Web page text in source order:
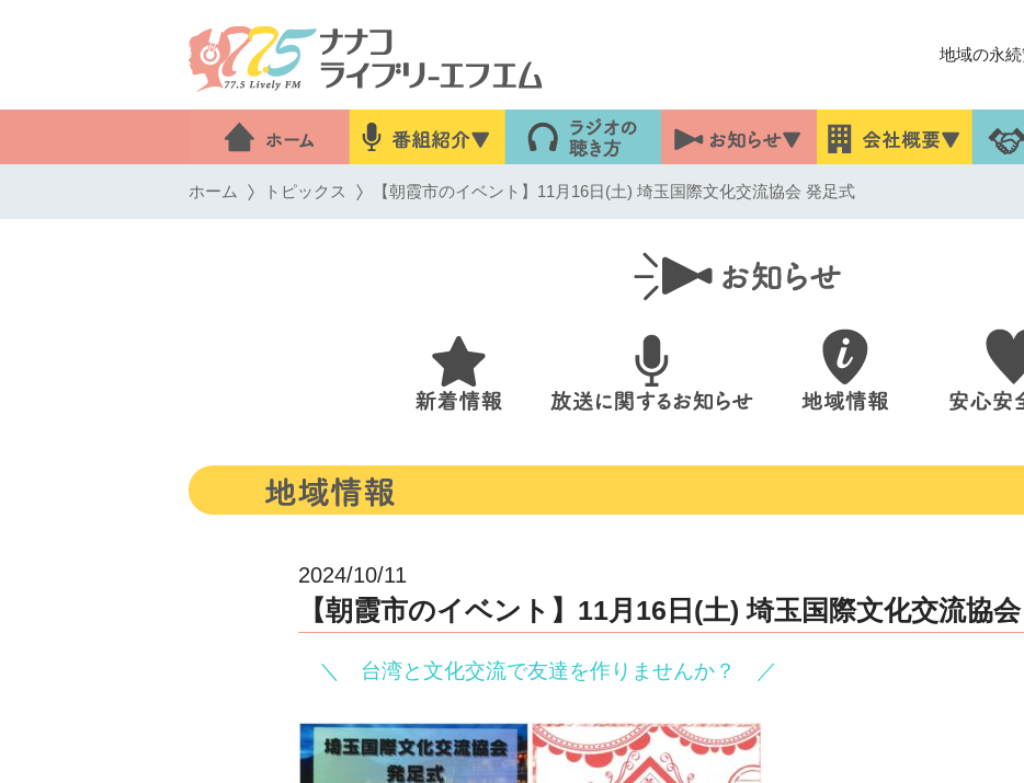
地域の永
ホーム トピックス 【朝霞市のイベント】11月16日(土) 埼玉国際文化交流協会 発足式
2024/10/11
【朝霞市のイベント】11月16日(土) 埼玉国際文化交流協
＼ 台湾と文化交流で友達を作りませんか？ ／